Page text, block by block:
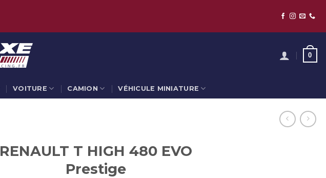
0
VOITURE CAMION VÉHICULE MINIATURE
RENAULT T HIGH 480 EVO
Prestige